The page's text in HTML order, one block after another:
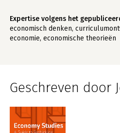
Expertise volgens het
economisch denken,
economie, economische theorieën
Geschreven door